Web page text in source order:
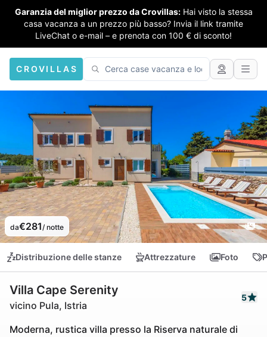
Garanzia del miglior prezzo da Crovillas: Hai visto la stessa
casa vacanza a un prezzo più basso? Invia il link tramite
LiveChat o e-mail – e prenota con 100 € di sconto!
CROVILLAS
da€281/ notte
Distribuzione delle stanze Attrezzature Foto
Villa Cape Serenity
vicino Pula, Istria
5
Moderna, rustica villa presso la Riserva naturale di